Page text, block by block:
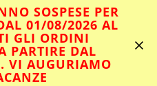
SOSPESE PER
01/08/2026 AL
GLI ORDINI
PARTIRE DAL
VI AUGURIAMO